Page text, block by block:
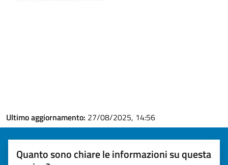
Ultimo aggiornamento: 27/08/2025, 14:56
Quanto sono chiare le informazioni su questa